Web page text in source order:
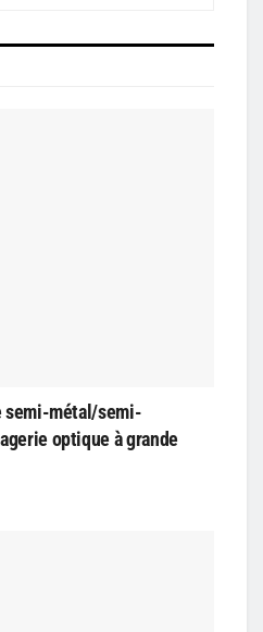
semi-métal/semi-
optique à grande